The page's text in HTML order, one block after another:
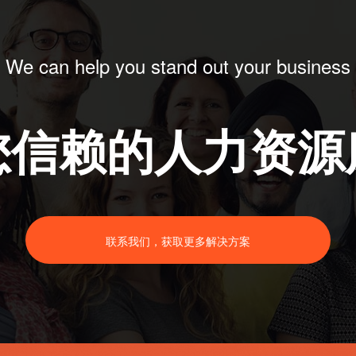
We can help you stand out your business
赖的人力资
联系我们，获取更多解决方案